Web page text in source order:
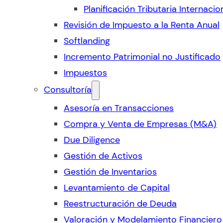
Planificación Tributaria
Revisión de Impuesto a la Renta Anual
Softlanding
Incremento Patrimonial no Justificado
Impuestos
Consultoría
Asesoría en Transacciones
Compra y Venta de Empresas (M&A)
Due Diligence
Gestión de Activos
Gestión de Inventarios
Levantamiento de Capital
Reestructuración de Deuda
Valoración y Modelamiento Financiero